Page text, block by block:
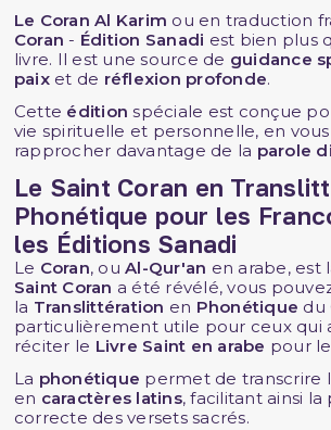
Le Coran Al Karim ou en traduction
Coran - Édition Sanadi est bien plus
livre. Il est une source de guidance
paix et de réflexion profonde.
Cette éditionspéciale est conçue
vie spirituelle et personnelle, en
rapprocher davantage de la parole
Le Saint Coran en
Phonétique pour les
les Éditions Sanadi
Le Coran, ouAl-Qur'an en arabe, est
Saint Coran a été révélé, vous
la Translittération en Phonétique du
particulièrement utile pour ceux qui
réciter le Livre Saint en arabe pour
La phonétique permet de transcrire
en caractères latins, facilitant ainsi
correcte des versets sacrés.